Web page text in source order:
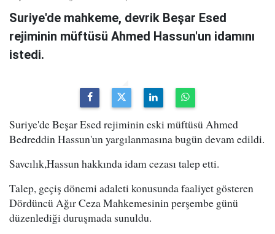
Suriye'de mahkeme, devrik Beşar Esed
rejiminin müftüsü Ahmed Hassun'un idamını
istedi.
Suriye'de Beşar Esed rejiminin eski müftüsü Ahmed
Bedreddin Hassun'un yargılanmasına bugün devam edildi.
Savcılık,Hassun hakkında idam cezası talep etti.
Talep, geçiş dönemi adaleti konusunda faaliyet gösteren
Dördüncü Ağır Ceza Mahkemesinin perşembe günü
düzenlediği duruşmada sunuldu.